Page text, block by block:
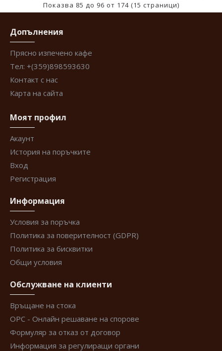
Показва 85 до 96 от 174 (15 страници)
Допълнения
Прясно изпечено кафе
Тел: +(359)898593630
Контакт с нас
Карта на сайта
Моят профил
Акаунт
История на поръчките
Вход
Регистрация
Информация
Условия за поръчка
Политика за поверителност (GDPR)
Политика за бисквитки
Общи условия
Обслужване на клиенти
Връщане на стока
ОРС - Онлайн решаване на спорове
Формуляр за отказ от договор
Информация за регулиращи органи